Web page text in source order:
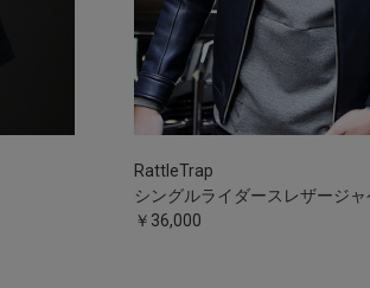
RattleTrap
シングルライダースレザージ
￥36,000